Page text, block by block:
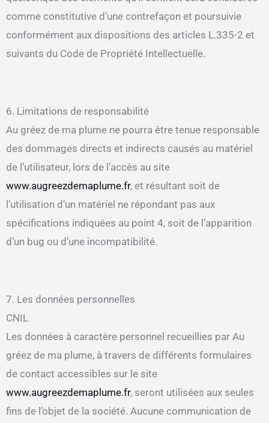
comme constitutive d’une contrefaçon et poursuivie
conformément aux dispositions des articles L.335-2 et
suivants du Code de Propriété Intellectuelle.
6. Limitations de responsabilité
Au gréez de ma plume ne pourra être tenue responsable
des dommages directs et indirects causés au matériel
de l’utilisateur, lors de l’accès au site
www.augreezdemaplume.fr, et résultant soit de
l’utilisation d’un matériel ne répondant pas aux
spécifications indiquées au point 4, soit de l’apparition
d’un bug ou d’une incompatibilité.
7. Les données personnelles
CNIL
Les données à caractère personnel recueillies par Au
gréez de ma plume, à travers de différents formulaires
de contact accessibles sur le site
www.augreezdemaplume.fr, seront utilisées aux seules
fins de l’objet de la société. Aucune communication de